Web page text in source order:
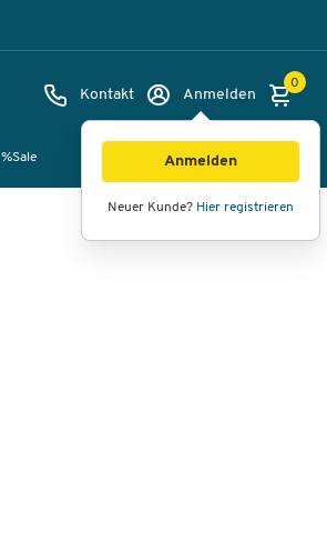
Kontakt Anmelden
Anmelden
Neuer Kunde? Hier registrieren
0
%Sale
360°-Ansicht